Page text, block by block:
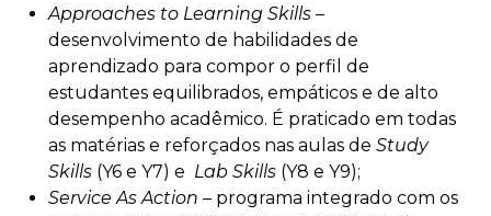
Approaches to Learning Skills –
desenvolvimento de habilidades de
aprendizado para compor o perfil de
estudantes equilibrados, empáticos e de alto
desempenho acadêmico. É praticado em todas
as matérias e reforçados nas aulas de Study
Skills (Y6 e Y7) e Lab Skills (Y8 e Y9);
Service As Action – programa integrado com os